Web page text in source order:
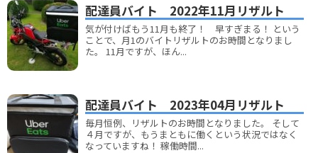
配達員バイト 2022年11月リザルト
気が付けばもう11月も終了！ 早すぎまる！ という
ことで、月1のバイトリザルトのお時間となりまし
た。 11月ですが、ほん...
配達員バイト 2023年04月リザルト
毎月恒例、リザルトのお時間となりました。 そして
４月ですが、もうまともに働くという状況ではなく
なっていますね！ 稼働時間...